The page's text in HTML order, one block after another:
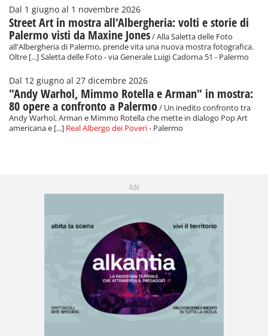
Dal 1 giugno al 1 novembre 2026
Street Art in mostra all'Albergheria: volti e storie di
Palermo visti da Maxine Jones/ Alla Saletta delle Foto
all'Albergheria di Palermo, prende vita una nuova mostra fotografica.
Oltre [...] Saletta delle Foto - via Generale Luigi Cadorna 51 - Palermo
Dal 12 giugno al 27 dicembre 2026
"Andy Warhol, Mimmo Rotella e Arman" in mostra:
80 opere a confronto a Palermo/ Un inedito confronto tra
Andy Warhol, Arman e Mimmo Rotella che mette in dialogo Pop Art
americana e [...] Real Albergo dei Poveri- Palermo
Adv